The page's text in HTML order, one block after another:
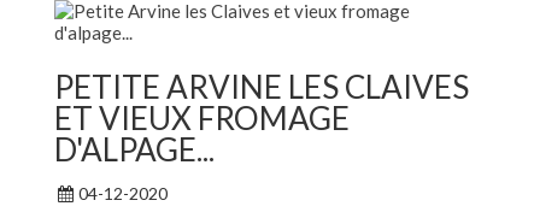
PETITE ARVINE LES CLAIVES
ET VIEUX FROMAGE
D'ALPAGE...
04-12-2020